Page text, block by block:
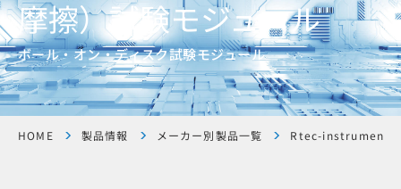
摩擦）試験モジュール
ボール・オン・ディスク試験モジュール
HOME 製品情報 メーカー別製品一覧 Rtec-instruments